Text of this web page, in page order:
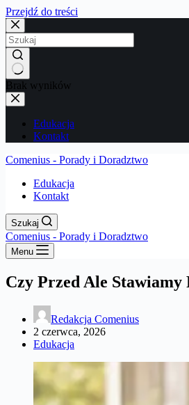
Przejdź do treści
Brak wyników
Edukacja
Kontakt
Comenius - Porady i Doradztwo
Edukacja
Kontakt
Szukaj
Comenius - Porady i Doradztwo
Menu
Czy Przed Ale Stawiamy
Redakcja Comenius
2 czerwca, 2026
Edukacja